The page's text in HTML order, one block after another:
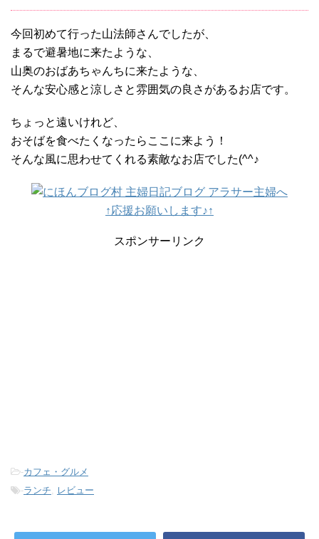
今回初めて行った山法師さんでしたが、
まるで避暑地に来たような、
山奥のおばあちゃんちに来たような、
そんな安心感と涼しさと雰囲気の良さがあるお店です。
ちょっと遠いけれど、
おそばを食べたくなったらここに来よう！
そんな風に思わせてくれる素敵なお店でした(^^♪
↑応援お願いします♪↑
スポンサーリンク
-カフェ・グルメ
-ランチ, レビュー